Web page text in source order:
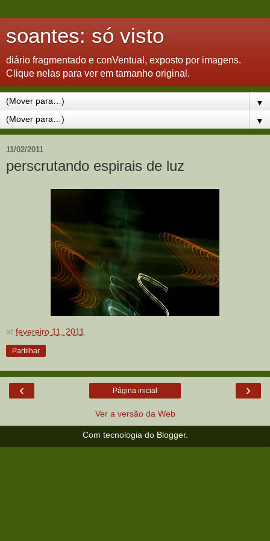
soantes: só visto
diário fragmentado e conVentual, exposto por imagens.
Clique nelas para ver em tamanho original.
▼
▼
11/02/2011
perscrutando espirais de luz
at fevereiro 11, 2011
Partilhar
‹ ›
Página inicial
Ver a versão da Web
Com tecnologia do Blogger.